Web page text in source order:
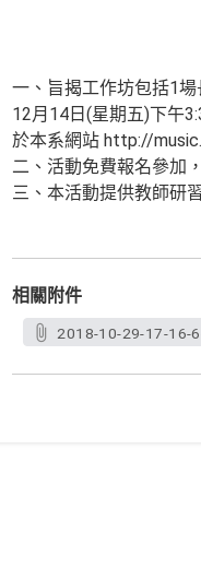
一、旨揭工作坊包括1
12月14日(星期五)下午
於本系網站 http://
二、活動免費報名參加
三、本活動提供教師研
相關附件
2018-10-29-17-16-